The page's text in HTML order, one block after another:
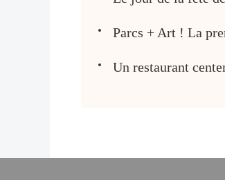
Parcs + Art ! La
Un restaurant